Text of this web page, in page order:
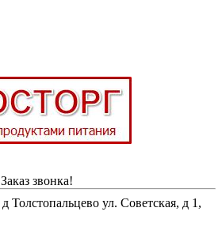
звонка!
Толстопальцево ул. Советская, д 1,